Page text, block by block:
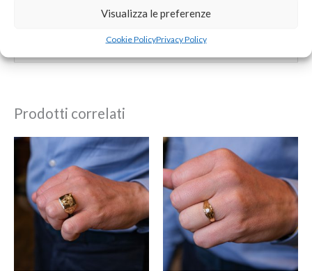
Visualizza le preferenze
Cookie PolicyPrivacy Policy
Prodotti correlati